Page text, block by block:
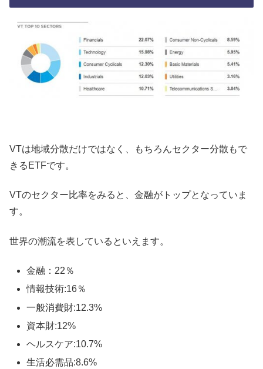
VTは地域分散だけではなく、もちろんセクター分散もで
きるETFです。
VTのセクター比率をみると、金融がトップとなっていま
す。
世界の潮流を表しているといえます。
金融：22％
情報技術:16％
一般消費財:12.3%
資本財:12%
ヘルスケア:10.7%
生活必需品:8.6%